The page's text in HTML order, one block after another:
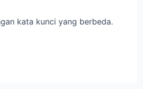
kata kunci yang berbeda.